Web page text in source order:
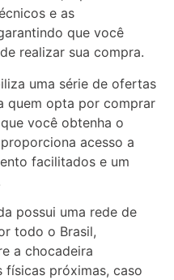
e as
que você
realizar sua compra.
uma série de ofertas
quem opta por comprar
você obtenha o
acesso a
facilitados e um
possui uma rede de
todo o Brasil,
a chocadeira
próximas, caso